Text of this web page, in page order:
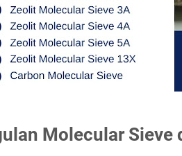
Molecular Sieve